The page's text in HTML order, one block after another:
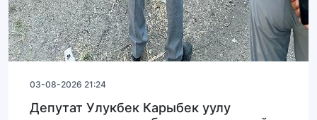
03-08-2026 21:24
Депутат Улукбек Карыбек уулу